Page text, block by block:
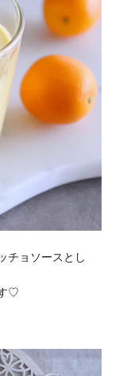
チョソースとし
♡